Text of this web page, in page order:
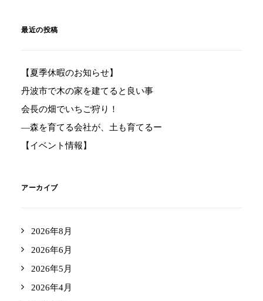
最近の投稿
【夏季休暇のお知らせ】
丹波市で木の家を建てると良い事
会長の畑でいちご狩り！
―森を育てる会社が、土も育てるー
【イベント情報】
アーカイブ
2026年8月
2026年6月
2026年5月
2026年4月